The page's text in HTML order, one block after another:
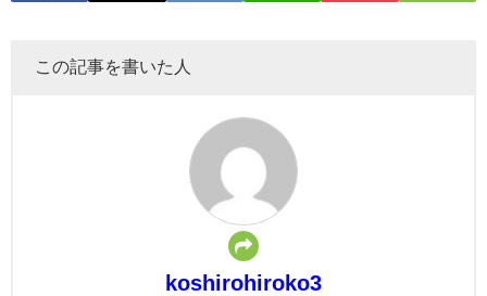
この記事を書いた人
koshirohiroko3